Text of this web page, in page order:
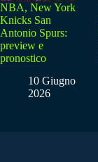
NBA, New York
Knicks San
Antonio Spurs:
preview e
pronostico
10 Giugno
2026